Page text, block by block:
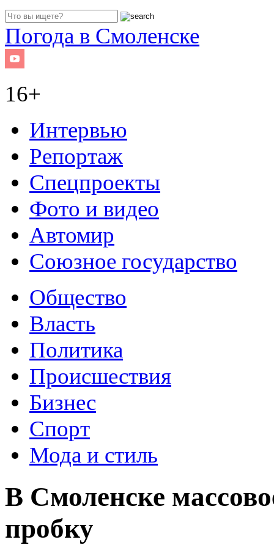
Погода в Смоленске
16+
Интервью
Репортаж
Спецпроекты
Фото и видео
Автомир
Союзное государство
Общество
Власть
Политика
Происшествия
Бизнес
Спорт
Мода и стиль
В Смоленске
пробку